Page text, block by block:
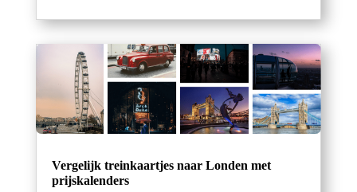
Vergelijk treinkaartjes naar Londen met
prijskalenders